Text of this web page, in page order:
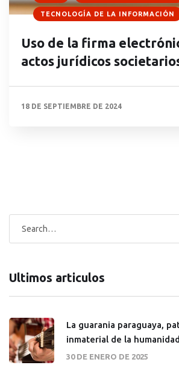
TECNOLOGÍA DE LA INFORMACIÓN
Uso de la firma
actos jurídicos
18 DE SEPTIEMBRE DE 2024
Ultimos articulos
La guarania paraguaya,
inmaterial de la humanidad
30 DE ENERO DE 2025